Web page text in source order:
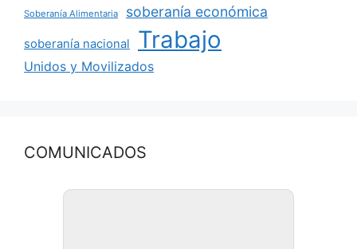
Soberanía Alimentaria soberanía económica
soberanía nacional Trabajo
Unidos y Movilizados
COMUNICADOS